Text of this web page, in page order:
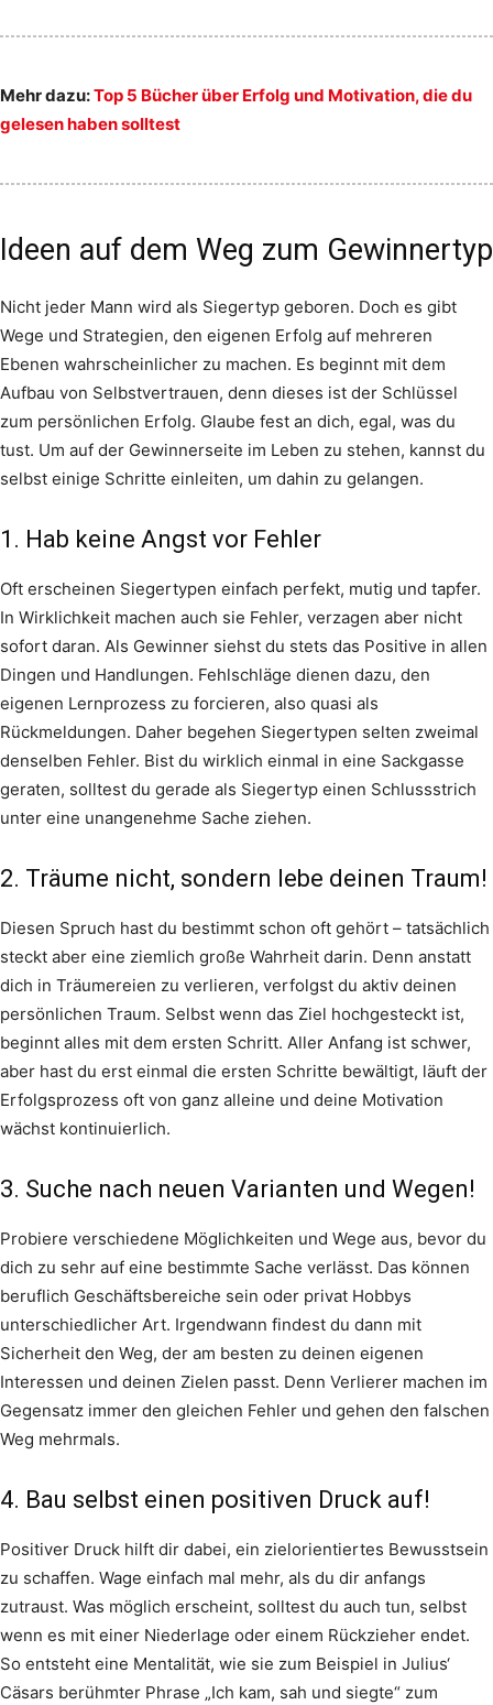
Mehr dazu:Top 5 Bücher über Erfolg und Motivation, die du
gelesen haben solltest
Ideen auf dem Weg zum Gewinnertyp
Nicht jeder Mann wird als Siegertyp geboren. Doch es gibt
Wege und Strategien, den eigenen Erfolg auf mehreren
Ebenen wahrscheinlicher zu machen. Es beginnt mit dem
Aufbau von Selbstvertrauen, denn dieses ist der Schlüssel
zum persönlichen Erfolg. Glaube fest an dich, egal, was du
tust. Um auf der Gewinnerseite im Leben zu stehen, kannst du
selbst einige Schritte einleiten, um dahin zu gelangen.
1. Hab keine Angst vor Fehler
Oft erscheinen Siegertypen einfach perfekt, mutig und tapfer.
In Wirklichkeit machen auch sie Fehler, verzagen aber nicht
sofort daran. Als Gewinner siehst du stets das Positive in allen
Dingen und Handlungen. Fehlschläge dienen dazu, den
eigenen Lernprozess zu forcieren, also quasi als
Rückmeldungen. Daher begehen Siegertypen selten zweimal
denselben Fehler. Bist du wirklich einmal in eine Sackgasse
geraten, solltest du gerade als Siegertyp einen Schlussstrich
unter eine unangenehme Sache ziehen.
2. Träume nicht, sondern lebe deinen Traum!
Diesen Spruch hast du bestimmt schon oft gehört – tatsächlich
steckt aber eine ziemlich große Wahrheit darin. Denn anstatt
dich in Träumereien zu verlieren, verfolgst du aktiv deinen
persönlichen Traum. Selbst wenn das Ziel hochgesteckt ist,
beginnt alles mit dem ersten Schritt. Aller Anfang ist schwer,
aber hast du erst einmal die ersten Schritte bewältigt, läuft der
Erfolgsprozess oft von ganz alleine und deine Motivation
wächst kontinuierlich.
3. Suche nach neuen Varianten und Wegen!
Probiere verschiedene Möglichkeiten und Wege aus, bevor du
dich zu sehr auf eine bestimmte Sache verlässt. Das können
beruflich Geschäftsbereiche sein oder privat Hobbys
unterschiedlicher Art. Irgendwann findest du dann mit
Sicherheit den Weg, der am besten zu deinen eigenen
Interessen und deinen Zielen passt. Denn Verlierer machen im
Gegensatz immer den gleichen Fehler und gehen den falschen
Weg mehrmals.
4. Bau selbst einen positiven Druck auf!
Positiver Druck hilft dir dabei, ein zielorientiertes Bewusstsein
zu schaffen. Wage einfach mal mehr, als du dir anfangs
zutraust. Was möglich erscheint, solltest du auch tun, selbst
wenn es mit einer Niederlage oder einem Rückzieher endet.
So entsteht eine Mentalität, wie sie zum Beispiel in Julius‘
Cäsars berühmter Phrase „Ich kam, sah und siegte“ zum